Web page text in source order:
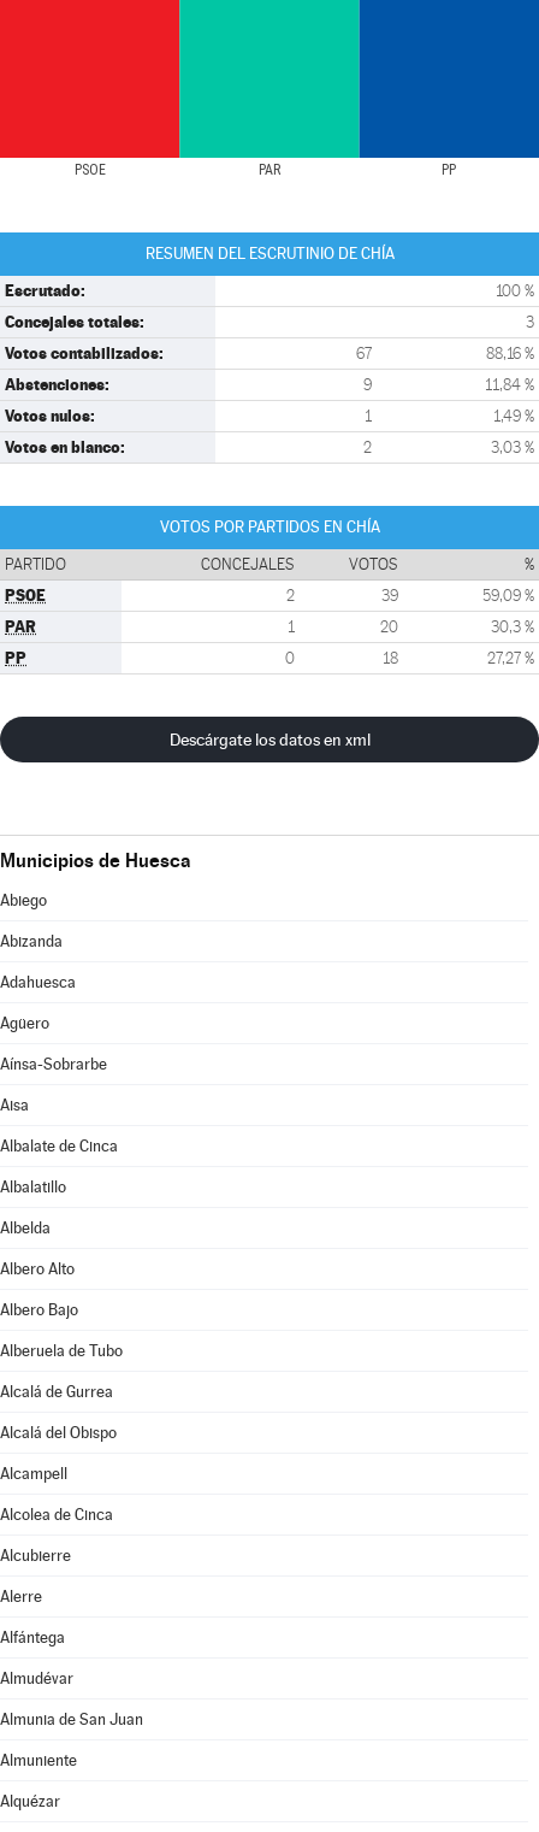
PSOE PAR PP
RESUMEN DEL ESCRUTINIO DE CHÍA
Escrutado: 100 %
Concejales totales: 3
Votos contabilizados: 67 88,16 %
Abstenciones: 9 11,84 %
Votos nulos: 1 1,49 %
Votos en blanco: 2 3,03 %
VOTOS POR PARTIDOS EN CHÍA
PARTIDO CONCEJALES VOTOS %
PSOE 2 39 59,09 %
PAR 1 20 30,3 %
PP 0 18 27,27 %
Descárgate los datos en xml
Municipios de Huesca
Abiego
Abizanda
Adahuesca
Agüero
Aínsa-Sobrarbe
Aisa
Albalate de Cinca
Albalatillo
Albelda
Albero Alto
Albero Bajo
Alberuela de Tubo
Alcalá de Gurrea
Alcalá del Obispo
Alcampell
Alcolea de Cinca
Alcubierre
Alerre
Alfántega
Almudévar
Almunia de San Juan
Almuniente
Alquézar